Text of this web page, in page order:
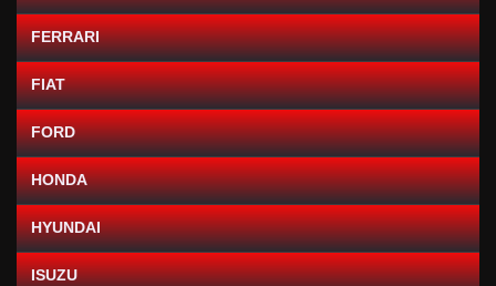
FERRARI
FIAT
FORD
HONDA
HYUNDAI
ISUZU